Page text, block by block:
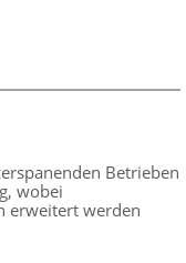
Betrieben
wobei
erweitert werden